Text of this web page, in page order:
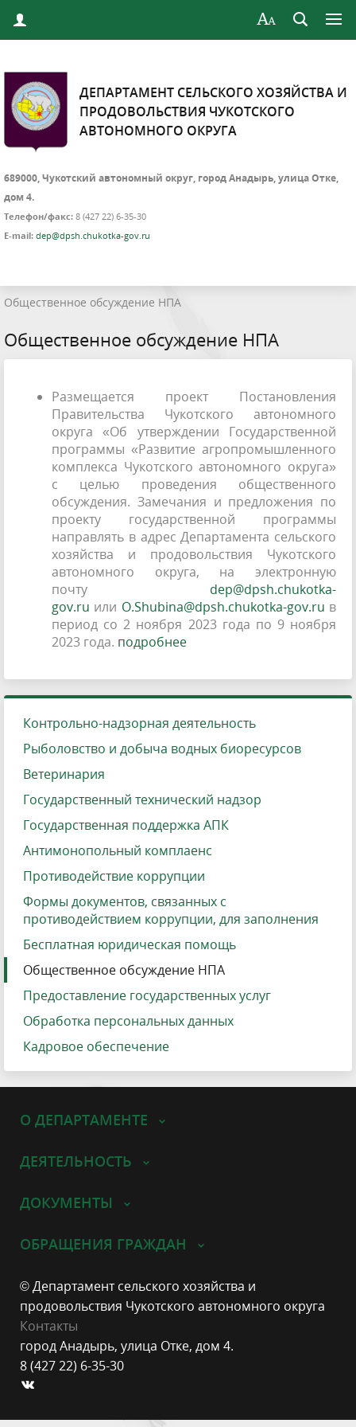
ДЕПАРТАМЕНТ СЕЛЬСКОГО ХОЗЯЙСТВА И
ПРОДОВОЛЬСТВИЯ ЧУКОТСКОГО
АВТОНОМНОГО ОКРУГА
689000, Чукотский автономный округ, город Анадырь, улица Отке,
дом 4.
Телефон/факс: 8 (427 22) 6-35-30
E-mail: dep@dpsh.chukotka-gov.ru
Общественное обсуждение НПА
Общественное обсуждение НПА
Размещается проект Постановления
Правительства Чукотского автономного
округа «Об утверждении Государственной
программы «Развитие агропромышленного
комплекса Чукотского автономного округа»
с целью проведения общественного
обсуждения. Замечания и предложения по
проекту государственной программы
направлять в адрес Департамента сельского
хозяйства и продовольствия Чукотского
автономного округа, на электронную
почту dep@dpsh.chukotka-
gov.ru или O.Shubina@dpsh.chukotka-gov.ru в
период со 2 ноября 2023 года по 9 ноября
2023 года. подробнее
Контрольно-надзорная деятельность
Рыболовство и добыча водных биоресурсов
Ветеринария
Государственный технический надзор
Государственная поддержка АПК
Антимонопольный комплаенс
Противодействие коррупции
Формы документов, связанных с
противодействием коррупции, для заполнения
Бесплатная юридическая помощь
Общественное обсуждение НПА
Предоставление государственных услуг
Обработка персональных данных
Кадровое обеспечение
О ДЕПАРТАМЕНТЕ
ДЕЯТЕЛЬНОСТЬ
ДОКУМЕНТЫ
ОБРАЩЕНИЯ ГРАЖДАН
© Департамент сельского хозяйства и
продовольствия Чукотского автономного округа
Контакты
город Анадырь, улица Отке, дом 4.
8 (427 22) 6-35-30